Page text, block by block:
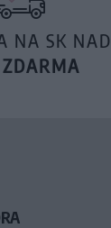
NA SK NAD